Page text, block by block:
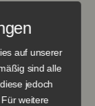
&
auf unserer
sind alle
jedoch
weitere